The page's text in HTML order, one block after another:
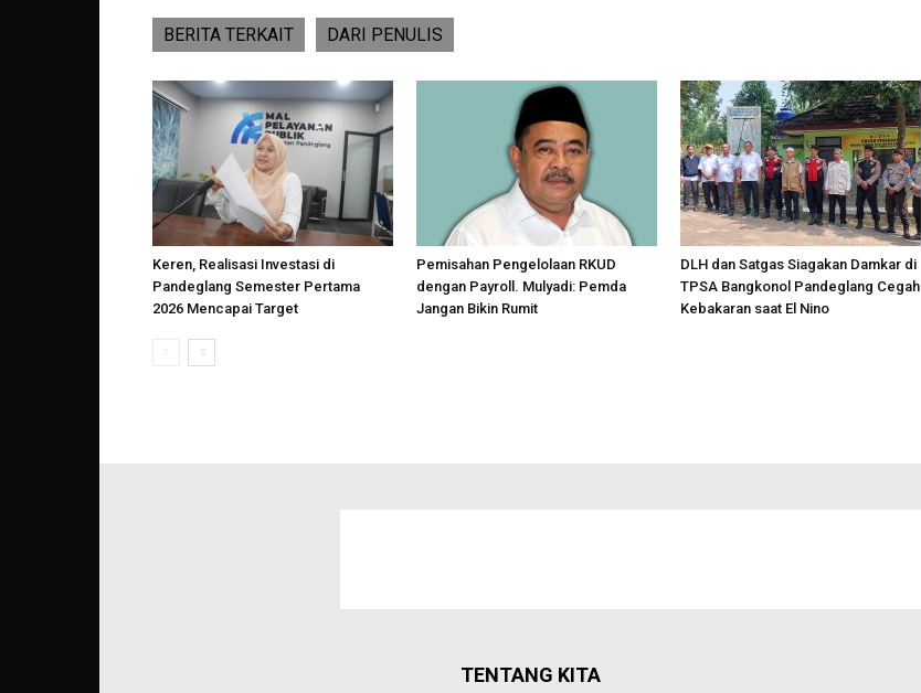
BERITA TERKAIT DARI PENULIS
Keren, Realisasi Investasi di
Pandeglang Semester Pertama
2026 Mencapai Target
Pemisahan Pengelolaan RKUD
dengan Payroll. Mulyadi: Pemda
Jangan Bikin Rumit
DLH dan Satgas Siagakan Damkar di
TPSA Bangkonol Pandeglang Cegah
Kebakaran saat El Nino
TENTANG KITA